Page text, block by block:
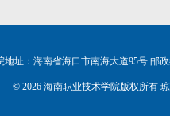
地址：海南省海口市南海大道95号 邮政
© 2026 海南职业技术学院版权所有